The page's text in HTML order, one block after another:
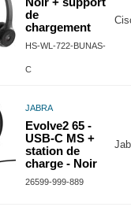
de
chargement
HS-WL-722-BUNAS-
C
JABRA
Evolve2 65 -
USB-C MS +
station de
charge - Noir
26599-999-889